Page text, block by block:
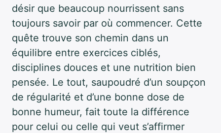
désir que beaucoup nourrissent sans
toujours savoir par où commencer. Cette
quête trouve son chemin dans un
équilibre entre exercices ciblés,
disciplines douces et une nutrition bien
pensée. Le tout, saupoudré d’un soupçon
de régularité et d’une bonne dose de
bonne humeur, fait toute la différence
pour celui ou celle qui veut s’affirmer